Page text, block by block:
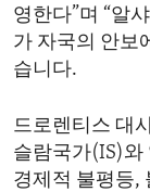
영한다”며 “알
가 자국의 안보
습니다.
드로렌티스 대
슬람국가(IS)와
경제적 불평등,